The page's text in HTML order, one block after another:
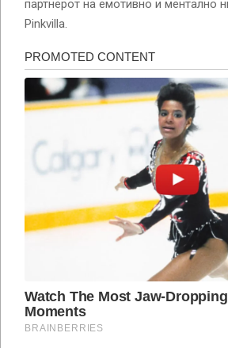
партнерот на емотивно и ментално
Pinkvilla.